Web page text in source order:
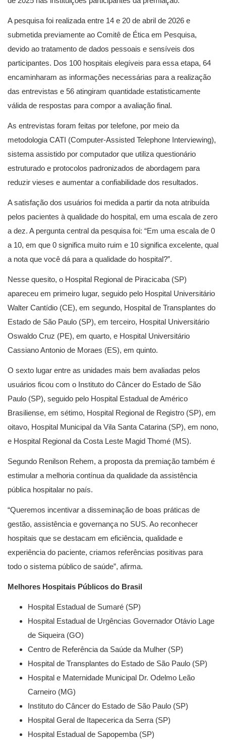
A pesquisa foi realizada entre 14 e 20 de abril de 2026 e
submetida previamente ao Comitê de Ética em Pesquisa,
devido ao tratamento de dados pessoais e sensíveis dos
participantes. Dos 100 hospitais elegíveis para essa etapa, 64
encaminharam as informações necessárias para a realização
das entrevistas e 56 atingiram quantidade estatisticamente
válida de respostas para compor a avaliação final.
As entrevistas foram feitas por telefone, por meio da
metodologia CATI (Computer-Assisted Telephone Interviewing),
sistema assistido por computador que utiliza questionário
estruturado e protocolos padronizados de abordagem para
reduzir vieses e aumentar a confiabilidade dos resultados.
A satisfação dos usuários foi medida a partir da nota atribuída
pelos pacientes à qualidade do hospital, em uma escala de zero
a dez. A pergunta central da pesquisa foi: “Em uma escala de 0
a 10, em que 0 significa muito ruim e 10 significa excelente, qual
a nota que você dá para a qualidade do hospital?”.
Nesse quesito, o Hospital Regional de Piracicaba (SP)
apareceu em primeiro lugar, seguido pelo Hospital Universitário
Walter Cantídio (CE), em segundo, Hospital de Transplantes do
Estado de São Paulo (SP), em terceiro, Hospital Universitário
Oswaldo Cruz (PE), em quarto, e Hospital Universitário
Cassiano Antonio de Moraes (ES), em quinto.
O sexto lugar entre as unidades mais bem avaliadas pelos
usuários ficou com o Instituto do Câncer do Estado de São
Paulo (SP), seguido pelo Hospital Estadual de Américo
Brasiliense, em sétimo, Hospital Regional de Registro (SP), em
oitavo, Hospital Municipal da Vila Santa Catarina (SP), em nono,
e Hospital Regional da Costa Leste Magid Thomé (MS).
Segundo Renilson Rehem, a proposta da premiação também é
estimular a melhoria contínua da qualidade da assistência
pública hospitalar no país.
“Queremos incentivar a disseminação de boas práticas de
gestão, assistência e governança no SUS. Ao reconhecer
hospitais que se destacam em eficiência, qualidade e
experiência do paciente, criamos referências positivas para
todo o sistema público de saúde”, afirma.
Melhores Hospitais Públicos do Brasil
Hospital Estadual de Sumaré (SP)
Hospital Estadual de Urgências Governador Otávio Lage
de Siqueira (GO)
Centro de Referência da Saúde da Mulher (SP)
Hospital de Transplantes do Estado de São Paulo (SP)
Hospital e Maternidade Municipal Dr. Odelmo Leão
Carneiro (MG)
Instituto do Câncer do Estado de São Paulo (SP)
Hospital Geral de Itapecerica da Serra (SP)
Hospital Estadual de Sapopemba (SP)